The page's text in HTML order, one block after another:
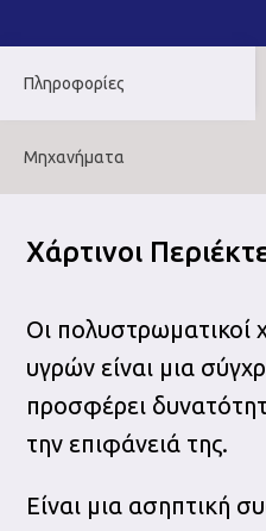
Πληροφορίες
Μηχανήματα
Χάρτινοι
Οι πολυστρωματικοί
υγρών είναι μια
προσφέρει
την επιφάνειά της.
Είναι μια ασηπτική